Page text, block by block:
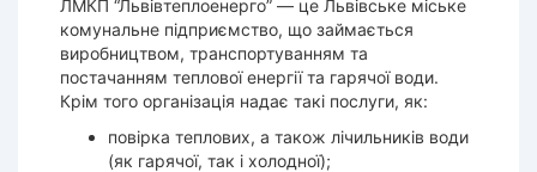
ЛМКП “Львівтеплоенерго” — це Львівське міське
комунальне підприємство, що займається
виробництвом, транспортуванням та
постачанням теплової енергії та гарячої води.
Крім того організація надає такі послуги, як:
повірка теплових, а також лічильників води
(як гарячої, так і холодної);